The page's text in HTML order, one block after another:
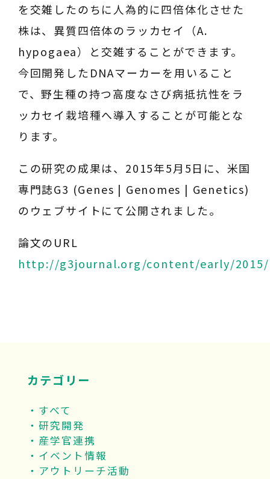
を交雑したのちに人為的に四倍体化させた
株は、異質四倍体のラッカセイ（A.
hypogaea）と交雑することができます。
今回開発したDNAマーカーを用いること
で、野生種の持つ高度なさび病抵抗性をラ
ッカセイ栽培種へ導入することが可能とな
ります。
この研究の成果は、2015年5月5日に、米国
専門誌G3 (Genes | Genomes | Genetics)
のウェブサイトにて公開されました。
論文のURL
http://g3journal.org/content/early/2015/
カテゴリー
すべて
研究開発
産学官連携
イベント情報
アウトリーチ活動